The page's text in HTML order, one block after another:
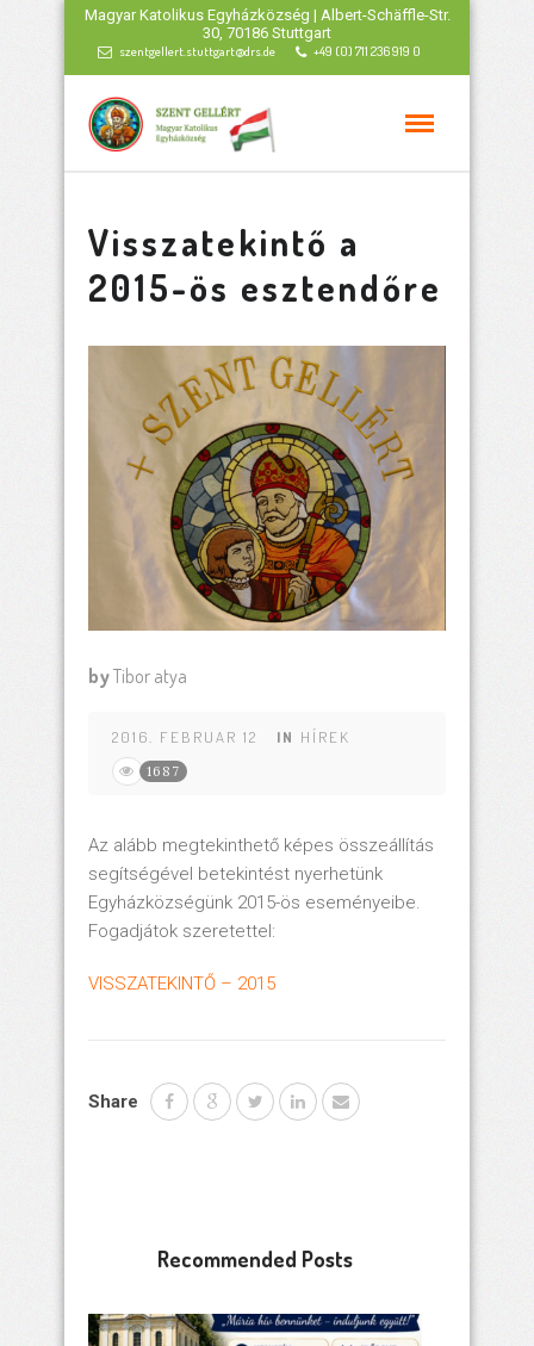
Magyar Katolikus Egyházközség | Albert-Schäffle-Str.
30, 70186 Stuttgart
szentgellert.stuttgart@drs.de +49 (0) 711 236 919 0
Visszatekintő a
2015-ös esztendőre
byTibor atya
2016. FEBRUAR 12 IN HÍREK
1687
Az alább megtekinthető képes összeállítás
segítségével betekintést nyerhetünk
Egyházközségünk 2015-ös eseményeibe.
Fogadjátok szeretettel:
VISSZATEKINTŐ – 2015
Share
Recommended Posts